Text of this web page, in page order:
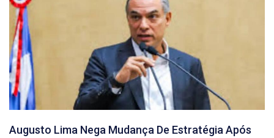
Augusto Lima Nega Mudança De Estratégia Após